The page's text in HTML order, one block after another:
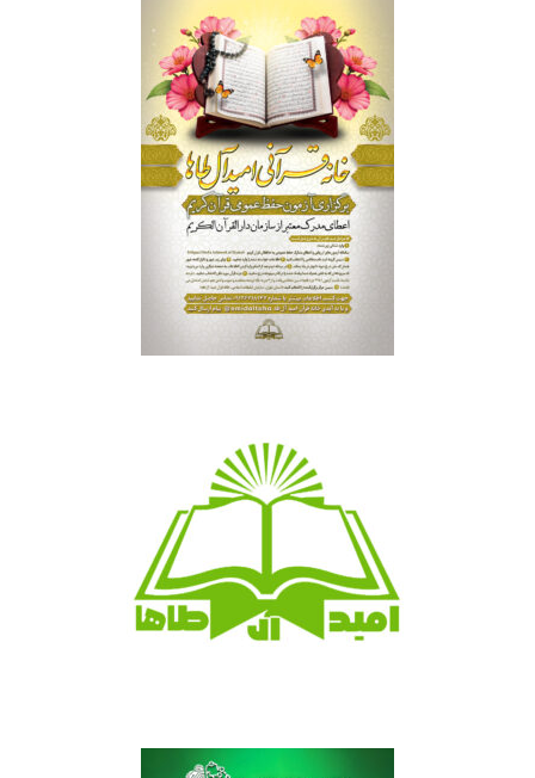
خانه قرآنی امید آل طاها